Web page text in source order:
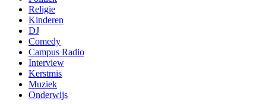
Religie
Kinderen
DJ
Comedy
Campus Radio
Interview
Kerstmis
Muziek
Onderwijs